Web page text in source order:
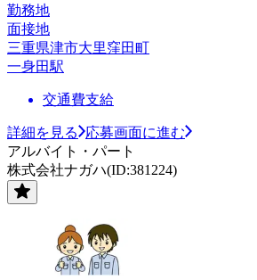
勤務地
面接地
三重県津市大里窪田町
一身田駅
交通費支給
詳細を見る
応募画面に進む
アルバイト・パート
株式会社ナガハ(ID:381224)